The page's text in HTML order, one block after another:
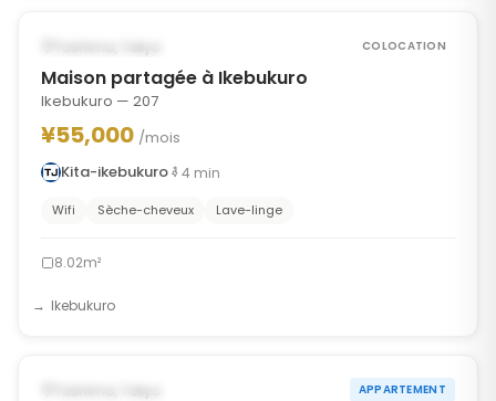
Toshima, Tokyo COLOCATION
Maison partagée à Ikebukuro
Ikebukuro — 207
¥55,000 /mois
Kita-ikebukuro
4 min
Wifi Sèche-cheveux Lave-linge
8.02m²
Ikebukuro
Toshima, Tokyo APPARTEMENT